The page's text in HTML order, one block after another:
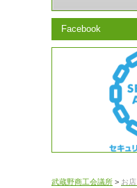
Facebook
武蔵野商工会議所 > お